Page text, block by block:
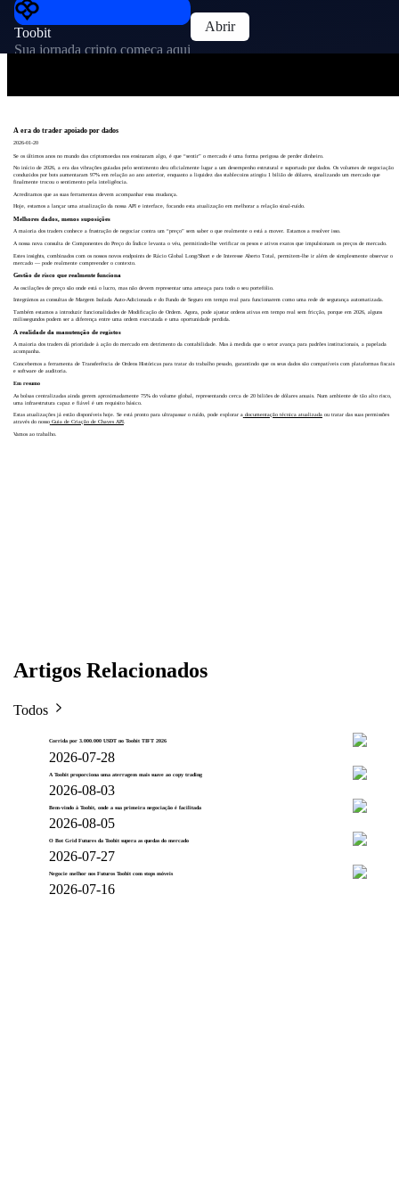
Toobit
Sua jornada cripto começa aqui
Abrir
A era do trader apoiado por dados
2026-01-20
Se os últimos anos no mundo das criptomoedas nos ensinaram algo, é que “sentir” o mercado é uma forma perigosa de perder dinheiro.
No início de 2026, a era das vibrações guiadas pelo sentimento deu oficialmente lugar a um desempenho estrutural e suportado por dados. Os volumes de negociação
conduzidos por bots aumentaram 97% em relação ao ano anterior, enquanto a liquidez das stablecoins atingiu 1 bilião de dólares, sinalizando um mercado que
finalmente trocou o sentimento pela inteligência.
Acreditamos que as suas ferramentas devem acompanhar essa mudança.
Hoje, estamos a lançar uma atualização da nossa API e interface, focando esta atualização em melhorar a relação sinal-ruído.
Melhores dados, menos suposições
A maioria dos traders conhece a frustração de negociar contra um “preço” sem saber o que realmente o está a mover. Estamos a resolver isso.
A nossa nova consulta de Componentes do Preço do Índice levanta o véu, permitindo-lhe verificar os pesos e ativos exatos que impulsionam os preços de mercado.
Estes insights, combinados com os nossos novos endpoints de Rácio Global Long/Short e de Interesse Aberto Total, permitem-lhe ir além de simplesmente observar o
mercado — pode realmente compreender o contexto.
Gestão de risco que realmente funciona
As oscilações de preço são onde está o lucro, mas não devem representar uma ameaça para todo o seu portefólio.
Integrámos as consultas de Margem Isolada Auto-Adicionada e do Fundo de Seguro em tempo real para funcionarem como uma rede de segurança automatizada.
Também estamos a introduzir funcionalidades de Modificação de Ordem. Agora, pode ajustar ordens ativas em tempo real sem fricção, porque em 2026, alguns
milissegundos podem ser a diferença entre uma ordem executada e uma oportunidade perdida.
A realidade da manutenção de registos
A maioria dos traders dá prioridade à ação do mercado em detrimento da contabilidade. Mas à medida que o setor avança para padrões institucionais, a papelada
acompanha.
Concebemos a ferramenta de Transferência de Ordens Históricas para tratar do trabalho pesado, garantindo que os seus dados são compatíveis com plataformas fiscais
e software de auditoria.
Em resumo
As bolsas centralizadas ainda gerem aproximadamente 75% do volume global, representando cerca de 20 biliões de dólares anuais. Num ambiente de tão alto risco,
uma infraestrutura capaz e fiável é um requisito básico.
Estas atualizações já estão disponíveis hoje. Se está pronto para ultrapassar o ruído, pode explorar a documentação técnica atualizadaou tratar das suas permissões
através do nosso Guia de Criação de Chaves API
Vamos ao trabalho.
Artigos Relacionados
Todos
Corrida por 3.000.000 USDT no Toobit TIFT 2026
2026-07-28
A Toobit proporciona uma aterragem mais suave ao copy trading
2026-08-03
Bem-vindo à Toobit, onde a sua primeira negociação é facilitada
2026-08-05
O Bot Grid Futures da Toobit supera as quedas do mercado
2026-07-27
Negocie melhor nos Futuros Toobit com stops móveis
2026-07-16